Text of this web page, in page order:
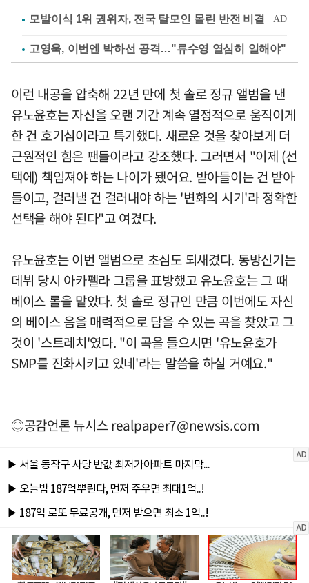
고영욱, 이번엔 박하선 공격…"류수영 열심히 일해야"
이런 내공을 압축해 22년 만에 첫 솔로 정규 앨범을 낸
유노윤호는 자신을 오랜 기간 계속 열정적으로 움직이게
한 건 호기심이라고 특기했다. 새로운 것을 찾아보게 더
근원적인 힘은 팬들이라고 강조했다. 그러면서 "이제 (선
택에) 책임져야 하는 나이가 됐어요. 받아들이는 건 받아
들이고, 걸러낼 건 걸러내야 하는 '변화의 시기'라 정확한
선택을 해야 된다"고 여겼다.
유노윤호는 이번 앨범으로 초심도 되새겼다. 동방신기는
데뷔 당시 아카펠라 그룹을 표방했고 유노윤호는 그 때
베이스 롤을 맡았다. 첫 솔로 정규인 만큼 이번에도 자신
의 베이스 음을 매력적으로 담을 수 있는 곡을 찾았고 그
것이 '스트레치'였다. "이 곡을 들으시면 '유노윤호가
SMP를 진화시키고 있네'라는 말씀을 하실 거예요."
◎공감언론 뉴시스realpaper7@newsis.com